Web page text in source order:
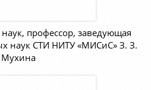
профессор, заведующая
наук СТИ НИТУ «МИСиС» З. З.
Мухина